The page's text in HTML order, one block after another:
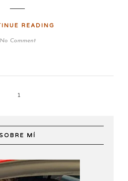
READING
No Comment
1
SOBRE MÍ